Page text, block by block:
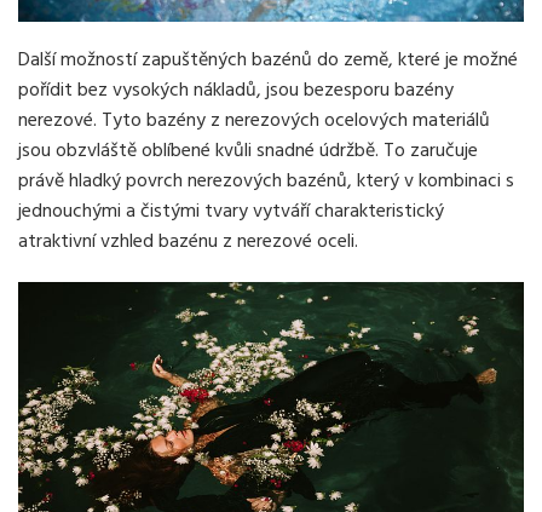
Další možností zapuštěných bazénů do země, které je možné
pořídit bez vysokých nákladů, jsou bezesporu bazény
nerezové. Tyto bazény z nerezových ocelových materiálů
jsou obzvláště oblíbené kvůli snadné údržbě. To zaručuje
právě hladký povrch nerezových bazénů, který v kombinaci s
jednouchými a čistými tvary vytváří charakteristický
atraktivní vzhled bazénu z nerezové oceli.